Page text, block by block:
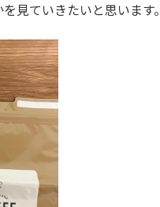
見ていきたいと思います。